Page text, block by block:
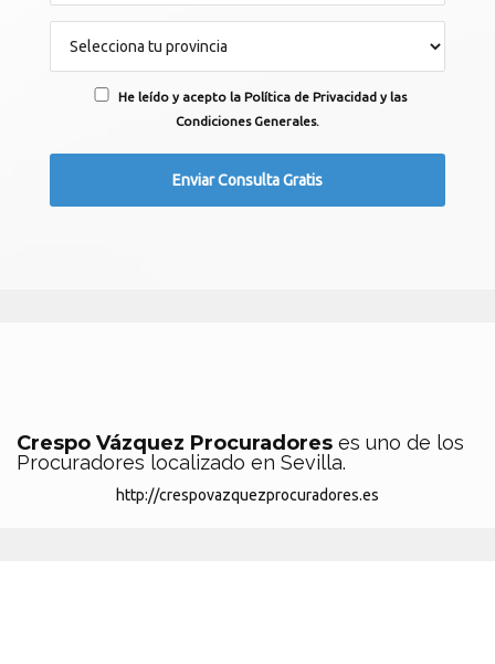
He leído y acepto la Política de Privacidad y las
Condiciones Generales.
Crespo Vázquez Procuradores es uno de los
Procuradores localizado en Sevilla.
http://crespovazquezprocuradores.es